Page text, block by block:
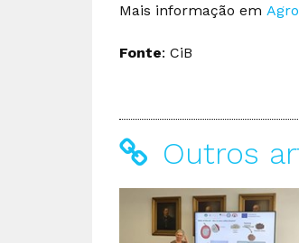
Mais informação em
Fonte: CiB
Outros